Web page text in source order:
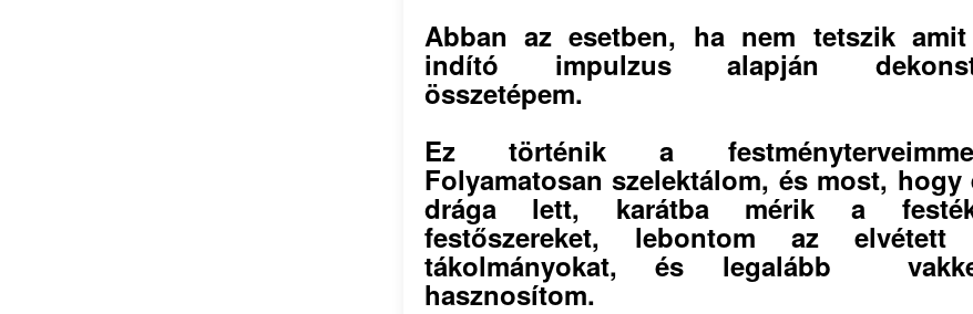
Abban az esetben, ha nem tetszik amit
indító impulzus alapján
összetépem.
Ez történik a
Folyamatosan szelektálom, és most, hogy
drága lett, karátba mérik a
festőszereket, lebontom az elvétett
tákolmányokat, és legalább
hasznosítom.